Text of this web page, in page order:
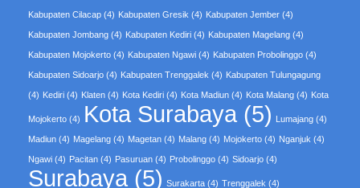
Kabupaten Cilacap (4) Kabupaten Gresik (4) Kabupaten Jember (4)
Kabupaten Jombang (4) Kabupaten Kediri (4) Kabupaten Magelang (4)
Kabupaten Mojokerto (4) Kabupaten Ngawi (4) Kabupaten Probolinggo (4)
Kabupaten Sidoarjo (4) Kabupaten Trenggalek (4) Kabupaten Tulungagung
(4) Kediri (4) Klaten (4) Kota Kediri (4) Kota Madiun (4) Kota Malang (4) Kota
Mojokerto (4) Kota Surabaya (5) Lumajang (4)
Madiun (4) Magelang (4) Magetan (4) Malang (4) Mojokerto (4) Nganjuk (4)
Ngawi (4) Pacitan (4) Pasuruan (4) Probolinggo (4) Sidoarjo (4)
Surabaya (5) Surakarta (4) Trenggalek (4)